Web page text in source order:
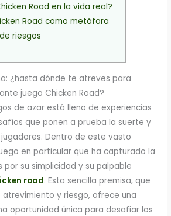
Road en la vida real?
Road como metáfora
riesgos
¿hasta dónde te atreves para
juego Chicken Road?
de azar está lleno de experiencias
que ponen a prueba la suerte y
Dentro de este vasto
en particular que ha capturado la
por su simplicidad y su palpable
road. Esta sencilla premisa, que
y riesgo, ofrece una
oportunidad única para desafiar los